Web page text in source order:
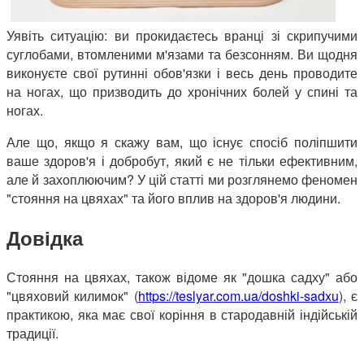
Уявіть ситуацію: ви прокидаєтесь вранці зі скрипучими
суглобами, втомленими м'язами та безсонням. Ви щодня
виконуєте свої рутинні обов'язки і весь день проводите
на ногах, що призводить до хронічних болей у спині та
ногах.
Але що, якщо я скажу вам, що існує спосіб поліпшити
ваше здоров'я і добробут, який є не тільки ефективним,
але й захоплюючим? У цій статті ми розглянемо феномен
"стояння на цвяхах" та його вплив на здоров'я людини.
Довідка
Стояння на цвяхах, також відоме як "дошка садху" або
"цвяховий килимок" (https://teslyar.com.ua/doshki-sadxu), є
практикою, яка має свої коріння в стародавній індійській
традиції.